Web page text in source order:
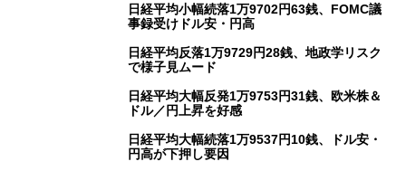
日経平均小幅続落1万9702円63銭、FOMC議
事録受けドル安・円高
日経平均反落1万9729円28銭、地政学リスク
で様子見ムード
日経平均大幅反発1万9753円31銭、欧米株＆
ドル／円上昇を好感
日経平均大幅続落1万9537円10銭、ドル安・
円高が下押し要因